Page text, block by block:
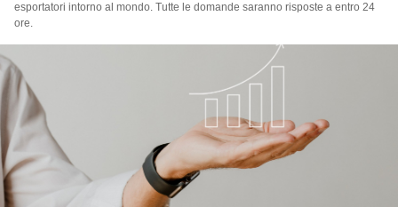
esportatori intorno al mondo. Tutte le domande saranno risposte a entro 24
ore.